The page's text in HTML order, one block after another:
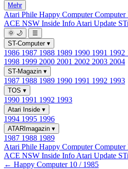
Mehr
Atari Phile Happy Computer
ACE NSW Inside Info Atari Update
🌞 🌙
☰
ST-Computer ▾
1986 1987 1988 1989 1990 1991 1992
1998 1999 2000 2001 2002 2003 2004
ST-Magazin ▾
1987 1988 1989 1990 1991 1992 1993
TOS ▾
1990 1991 1992 1993
Atari Inside ▾
1994 1995 1996
ATARImagazin ▾
1987 1988 1989
Atari Phile Happy Computer
ACE NSW Inside Info Atari Update
← Happy Computer 10 / 1985